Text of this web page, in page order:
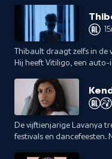
Thibault draagt zelfs in
Hij heeft Vitiligo, een
verbergen.
De vijftienjarige Lavanya
festivals en dancefeesten.